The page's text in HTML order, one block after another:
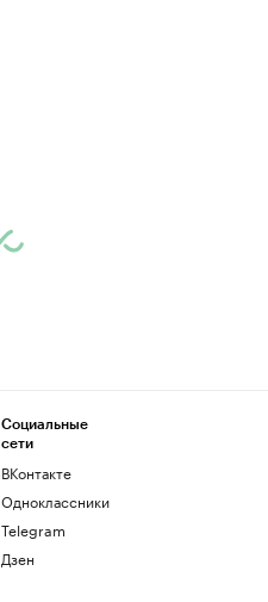
Социальные
сети
ВКонтакте
Одноклассники
Telegram
Дзен